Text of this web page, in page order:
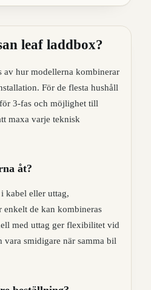
leaf laddbox?
av hur modellerna kombinerar
För de flesta hushåll
3-fas och möjlighet till
maxa varje teknisk
åt?
kabel eller uttag,
de kan kombineras
med uttag ger flexibilitet vid
smidigare när samma bil